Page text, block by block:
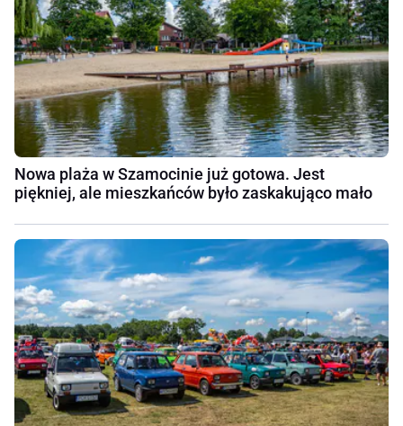
Nowa plaża w Szamocinie już gotowa. Jest
piękniej, ale mieszkańców było zaskakująco mało